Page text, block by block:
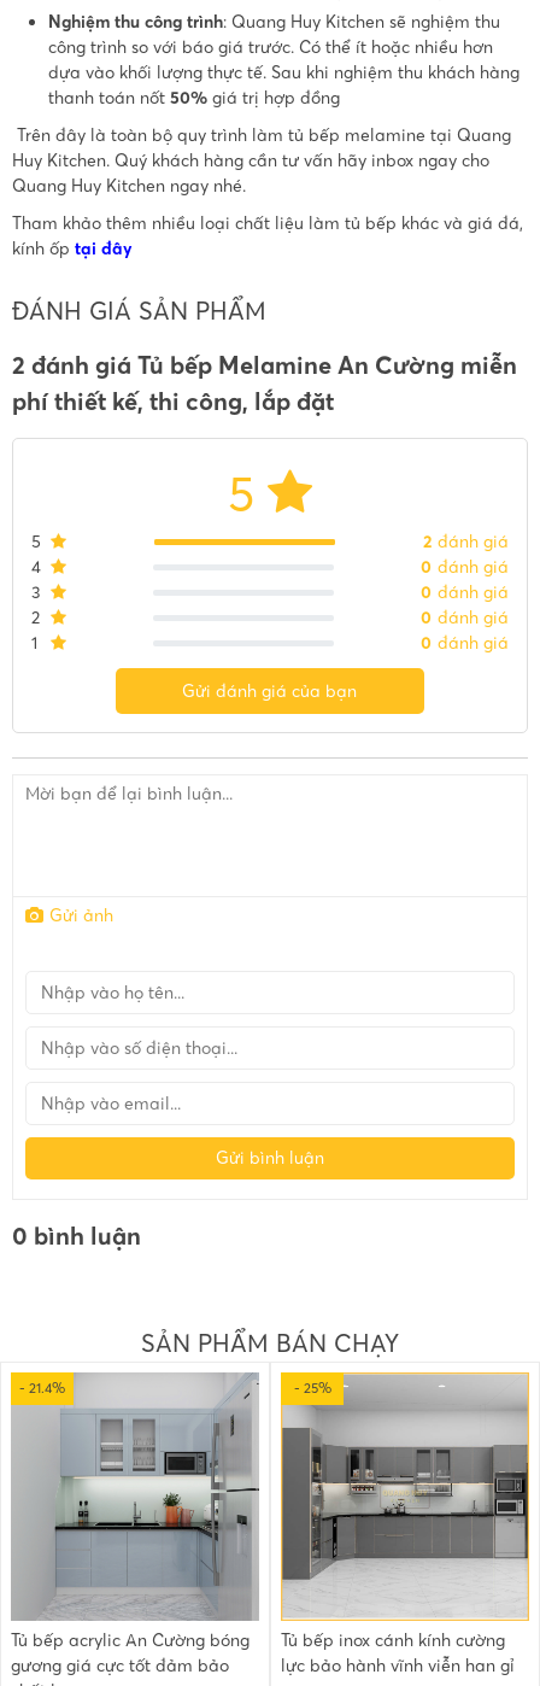
Nghiệm thu công trình: Quang Huy Kitchen sẽ nghiệm thu
công trình so với báo giá trước. Có thể ít hoặc nhiều hơn
dựa vào khối lượng thực tế. Sau khi nghiệm thu khách hàng
thanh toán nốt 50%giá trị hợp đồng
Trên đây là toàn bộ quy trình làm tủ bếp melamine tại Quang
Huy Kitchen. Quý khách hàng cần tư vấn hãy inbox ngay cho
Quang Huy Kitchen ngay nhé.
Tham khảo thêm nhiều loại chất liệu làm tủ bếp khác và giá đá,
kính ốp tại đây
ĐÁNH GIÁ SẢN PHẨM
2 đánh giá Tủ bếp Melamine An Cường miễn
phí thiết kế, thi công, lắp đặt
5
5 2 đánh giá
4
0 đánh giá
3
0 đánh giá
2
0 đánh giá
1
0 đánh giá
Gửi đánh giá của bạn
Gửi ảnh
Gửi bình luận
0 bình luận
SẢN PHẨM BÁN CHẠY
- 21.4%
Tủ bếp acrylic An Cường bóng
gương giá cực tốt đảm bảo
- 25%
Tủ bếp inox cánh kính cường
lực bảo hành vĩnh viễn han gỉ